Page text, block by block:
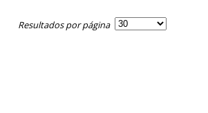
Resultados por página